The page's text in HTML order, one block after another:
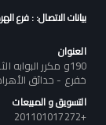
بيانات الاتصال: : فرع
العنوان
190و مكرر البوابه
خفرع - حدائق
التسويق و المبيعات
+201101017272